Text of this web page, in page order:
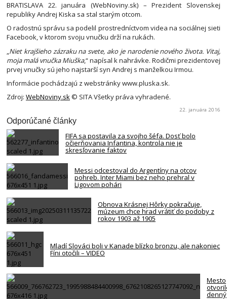
BRATISLAVA 22. januára (WebNoviny.sk) – Prezident Slovenskej
republiky Andrej Kiska sa stal starým otcom.
O radostnú správu sa podelil prostredníctvom videa na sociálnej sieti
Facebook, v ktorom svoju vnučku drží na rukách.
„Niet krajšieho zázraku na svete, ako je narodenie nového života. Vitaj,
moja malá vnučka Miuška,“ napísal k nahrávke. Rodičmi prezidentovej
prvej vnučky sú jeho najstarší syn Andrej s manželkou Irmou.
Informácie pochádzajú z webstránky www.pluska.sk.
Zdroj: WebNoviny.sk © SITA Všetky práva vyhradené.
22. januára 2016
Odporúčané články
FIFA sa postavila za svojho šéfa. Dosť bolo
očierňovania Infantina, kontrola nie je
skresľovanie faktov
Messi odcestoval do Argentíny na otcov
pohreb. Inter Miami bez neho prehral v
Ligovom pohári
Obnova Krásnej Hôrky pokračuje,
múzeum chce hrad vrátiť do podoby z
rokov 1903 až 1905
Mladí Slováci boli v Kanade blízko bronzu, ale nakoniec
Fíni otočili – VIDEO
Mesto
denný